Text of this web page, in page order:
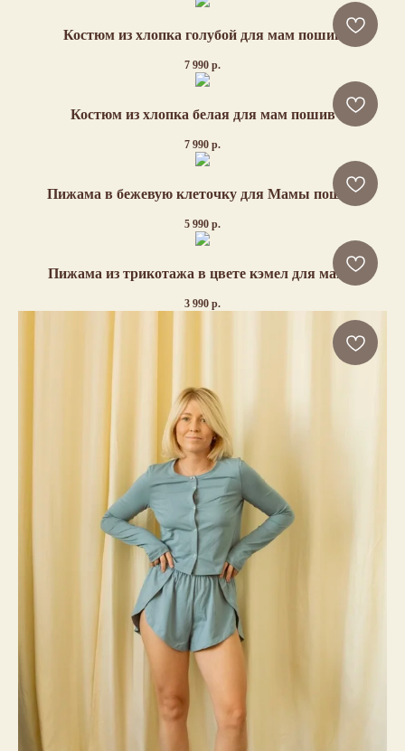
Костюм из хлопка голубой для мам пошив
7 990 р.
Костюм из хлопка белая для мам пошив
7 990 р.
Пижама в бежевую клеточку для Мамы пошив
5 990 р.
Пижама из трикотажа в цвете кэмел для мамы
3 990 р.